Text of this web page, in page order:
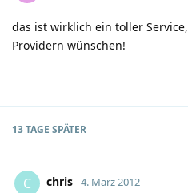
das ist wirklich ein toller
Providern wünschen!
13 TAGE SPÄTER
C chris 4. März 2012